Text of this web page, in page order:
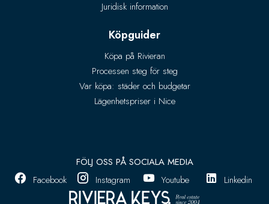
Juridisk information
Köpguider
Köpa på Rivieran
Processen steg för steg
Var köpa: städer och budgetar
Lägenhetspriser i Nice
FÖLJ OSS PÅ SOCIALA MEDIA
Facebook
Instagram Youtube Linkedin